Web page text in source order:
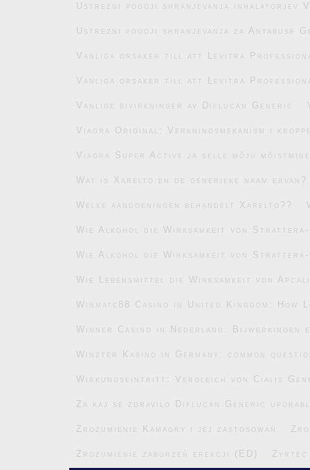
Ustrezni pogoji shranjevanja inhalatorjev
Ustrezni pogoji shranjevanja za Antabuse
Vanliga orsaker till att Levitra
Vanliga orsaker till att Levitra
Vanlige bivirkninger av Diflucan Generic
Viagra Original: Verkningsmekanism i
Viagra Super Active ja selle mõju mõistmine
Wat is Xarelto en de generieke naam ervan?
Welke aandoeningen behandelt Xarelto??
Wie Alkohol die Wirksamkeit von Strattera-
Wie Alkohol die Wirksamkeit von Strattera-
Wie Lebensmittel die Wirksamkeit von
Winmate88 Casino in United Kingdom:
Winner Casino in Nederland: Bijwerkingen
Winzter Kasino in Germany: common
Wirkungseintritt: Vergleich von Cialis
Za kaj se zdravilo Diflucan Generic
Zrozumienie Kamagry i jej zastosowań
Zrozumienie zaburzeń erekcji (ED) Zyrtec